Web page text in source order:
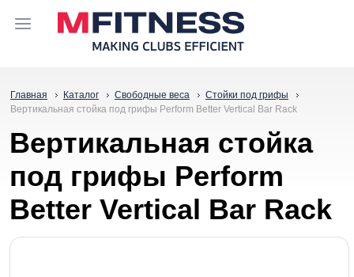
Главная Каталог Свободные веса
Стойки под грифы
Вертикальная стойка под грифы Perform Better Vertical Bar Rack
Вертикальная стойка
под грифы Perform
Better Vertical Bar Rack